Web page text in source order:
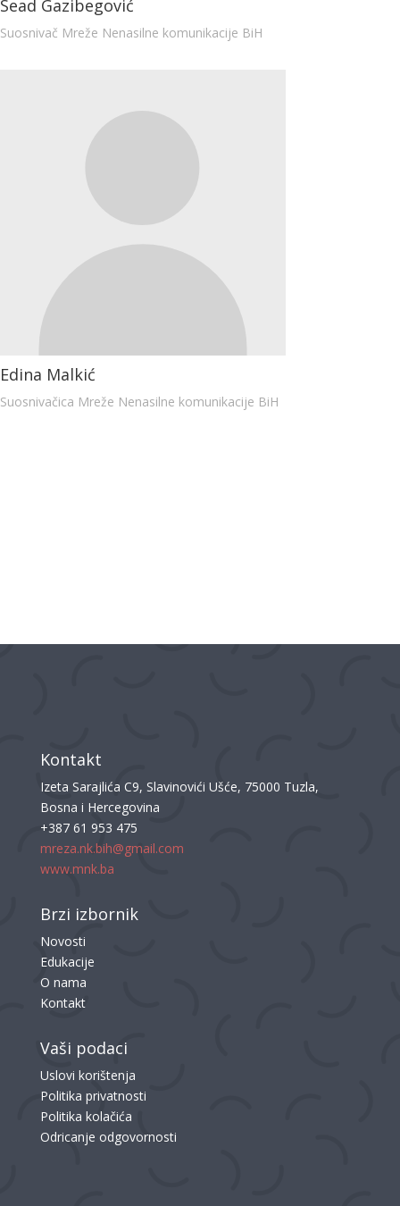
Sead Gazibegović
Suosnivač Mreže Nenasilne komunikacije BiH
Edina Malkić
Suosnivačica Mreže Nenasilne komunikacije BiH
Kontakt
Izeta Sarajlića C9, Slavinovići Ušće, 75000 Tuzla,
Bosna i Hercegovina
+387 61 953 475
mreza.nk.bih@gmail.com
www.mnk.ba
Brzi izbornik
Novosti
Edukacije
O nama
Kontakt
Vaši podaci
Uslovi korištenja
Politika privatnosti
Politika kolačića
Odricanje odgovornosti